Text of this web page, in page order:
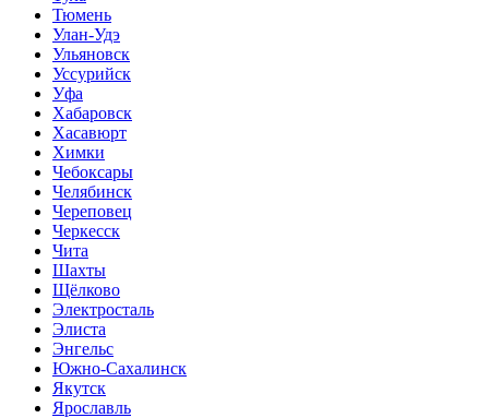
Тюмень
Улан-Удэ
Ульяновск
Уссурийск
Уфа
Хабаровск
Хасавюрт
Химки
Чебоксары
Челябинск
Череповец
Черкесск
Чита
Шахты
Щёлково
Электросталь
Элиста
Энгельс
Южно-Сахалинск
Якутск
Ярославль